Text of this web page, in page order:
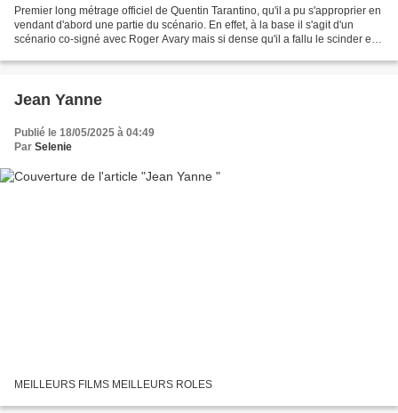
Premier long métrage officiel de Quentin Tarantino, qu'il a pu s'approprier en
vendant d'abord une partie du scénario. En effet, à la base il s'agit d'un
scénario co-signé avec Roger Avary mais si dense qu'il a fallu le scinder en
Jean Yanne
Publié le 18/05/2025 à 04:49
Par Selenie
MEILLEURS FILMS MEILLEURS ROLES